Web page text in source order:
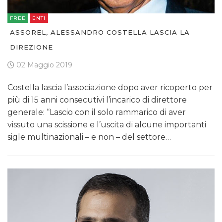
FREE ENTI
ASSOREL, ALESSANDRO COSTELLA LASCIA LA
DIREZIONE
02 Maggio 2019
Costella lascia l’associazione dopo aver ricoperto per
più di 15 anni consecutivi l’incarico di direttore
generale: “Lascio con il solo rammarico di aver
vissuto una scissione e l’uscita di alcune importanti
sigle multinazionali – e non – del settore…